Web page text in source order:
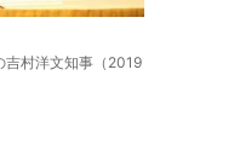
吉村洋文知事（2019